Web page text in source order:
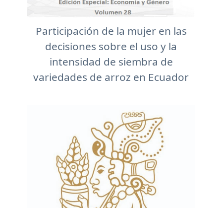
Participación de la mujer en las
decisiones sobre el uso y la
intensidad de siembra de
variedades de arroz en Ecuador